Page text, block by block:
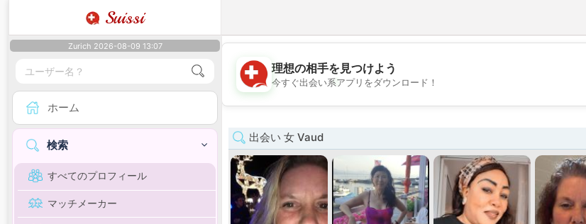
Suissi
Zurich 2026-08-09 13:07
ホーム
検索
すべてのプロフィール
マッチメーカー
💖
💕
理想の相手を見つけよう
今すぐ出会い系アプリをダウンロード！
出会い 女 Vaud